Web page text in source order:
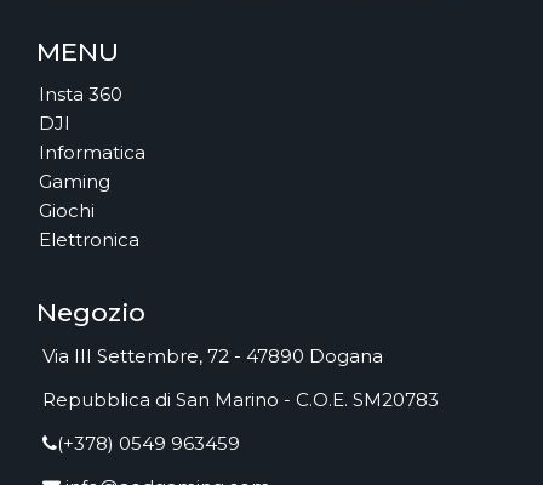
MENU
Insta 360
DJI
Informatica
Gaming
Giochi
Elettronica
Negozio
Via III Settembre, 72 - 47890 Dogana
Repubblica di San Marino - C.O.E. SM20783
(+378) 0549 963459